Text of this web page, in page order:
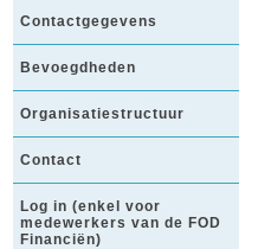
Contactgegevens
Bevoegdheden
Organisatiestructuur
Contact
Log in (enkel voor
medewerkers van de FOD
Financiën)